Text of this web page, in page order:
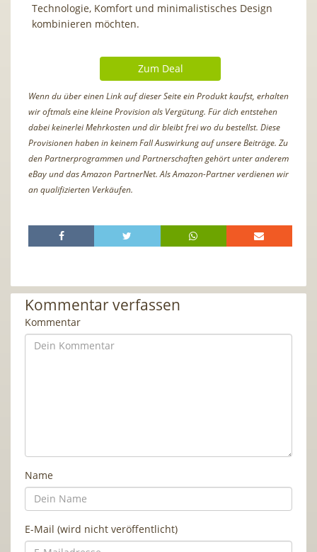
Technologie, Komfort und minimalistisches Design
kombinieren möchten.
Zum Deal
Wenn du über einen Link auf dieser Seite ein Produkt kaufst, erhalten
wir oftmals eine kleine Provision als Vergütung. Für dich entstehen
dabei keinerlei Mehrkosten und dir bleibt frei wo du bestellst. Diese
Provisionen haben in keinem Fall Auswirkung auf unsere Beiträge. Zu
den Partnerprogrammen und Partnerschaften gehört unter anderem
eBay und das Amazon PartnerNet. Als Amazon-Partner verdienen wir
an qualifizierten Verkäufen.
Kommentar verfassen
Kommentar
Name
E-Mail (wird nicht veröffentlicht)